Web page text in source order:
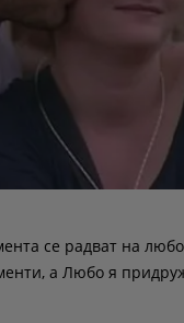
се радват на
а Любо я